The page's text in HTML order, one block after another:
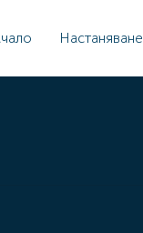
Настаняване